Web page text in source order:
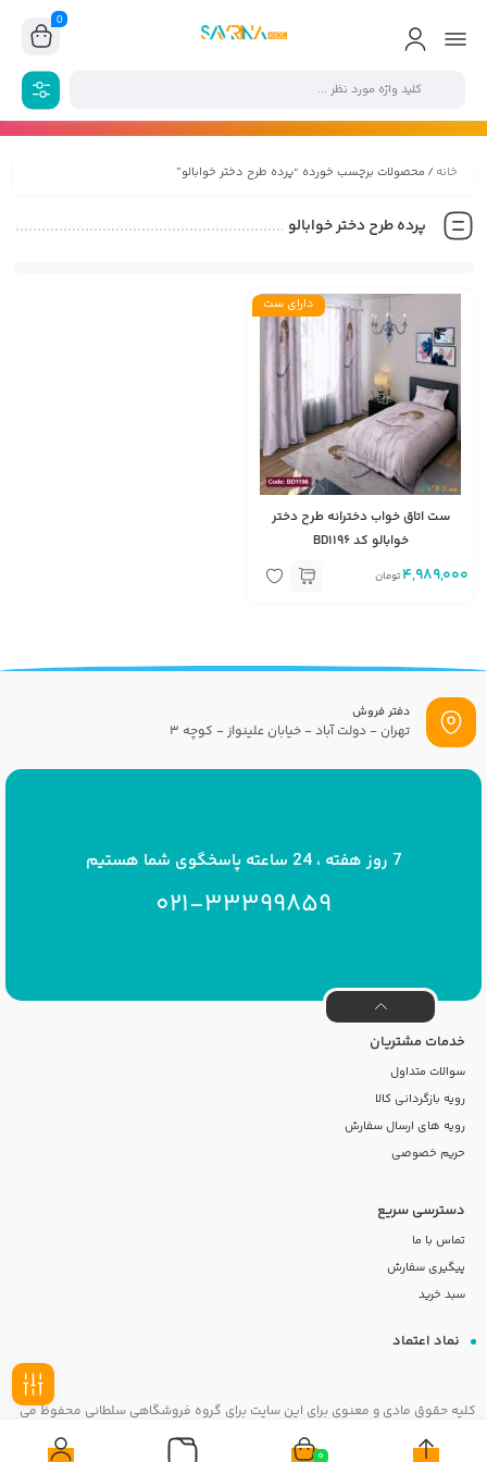
0
خانه/ محصولات برچسب خورده “پرده طرح دختر خوابالو”
پرده طرح دختر خوابالو
دارای ست
ست اتاق خواب دخترانه طرح دختر
خوابالو کد BD1196
4,989,000 تومان
0
دفتر فروش
تهران - دولت آباد - خیابان علینواز - کوچه 3
7 روز هفته ، 24 ساعته پاسخگوی شما هستیم
021-33399859
خدمات مشتریان
سوالات متداول
رویه بازگردانی کالا
رویه های ارسال سفارش
حریم خصوصی
دسترسی سریع
تماس با ما
پیگیری سفارش
سبد خرید
نماد اعتماد
کلیه حقوق مادی و معنوی برای این سایت برای گروه فروشگاهی سلطانی محفوظ می